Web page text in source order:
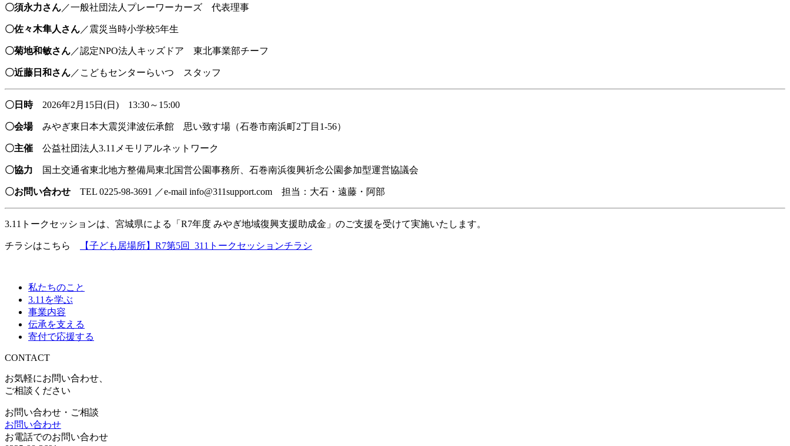
〇須永力さん／一般社団法人プレーワーカーズ 代表理事
〇佐々木隼人さん／震災当時小学校5年生
〇菊地和敏さん／認定NPO法人キッズドア 東北事業部チーフ
〇近藤日和さん／こどもセンターらいつ スタッフ
〇日時2026年2月15日(日) 13:30～15:00
〇会場みやぎ東日本大震災津波伝承館 思い致す場（石巻市南浜町2丁目1-56）
〇主催 公益社団法人3.11メモリアルネットワーク
〇協力 国土交通省東北地方整備局東北国営公園事務所、石巻南浜復興祈念公園参加型運営協議会
〇お問い合わせ TEL 0225-98-3691 ／e-mail info@311support.com 担当：大石・遠藤・阿部
3.11トークセッションは、宮城県による「R7年度 みやぎ地域復興支援助成金」のご支援を受けて実施いたします。
チラシはこちら 【子ども居場所】R7第5回_311トークセッションチラシ
私たちのこと
3.11を学ぶ
事業内容
伝承を支える
寄付で応援する
CONTACT
お気軽にお問い合わせ、
ご相談ください
お問い合わせ・ご相談
お問い合わせ
お電話でのお問い合わせ